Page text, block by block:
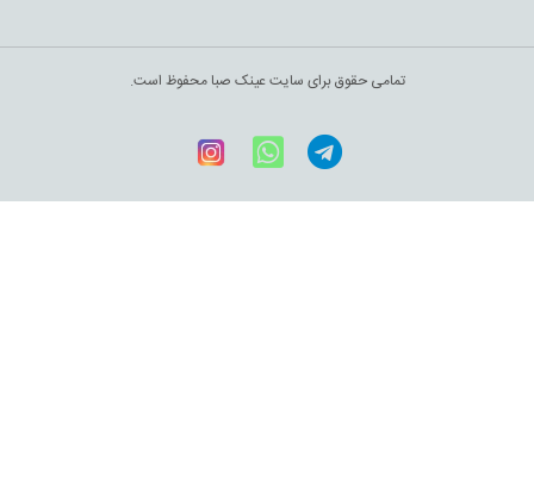
تمامی حقوق برای سایت عینک صبا محفوظ است.
Telegram
WhatsApp
اینستاگرام